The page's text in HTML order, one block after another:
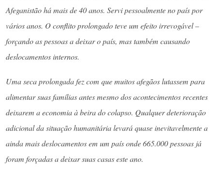
Afeganistão há mais de 40 anos. Servi pessoalmente no país por
vários anos. O conflito prolongado teve um efeito irrevogável –
forçando as pessoas a deixar o país, mas também causando
deslocamentos internos.
Uma seca prolongada fez com que muitos afegãos lutassem para
alimentar suas famílias antes mesmo dos acontecimentos recentes
deixarem a economia à beira do colapso. Qualquer deterioração
adicional da situação humanitária levará quase inevitavelmente a
ainda mais deslocamentos em um país onde 665.000 pessoas já
foram forçadas a deixar suas casas este ano.